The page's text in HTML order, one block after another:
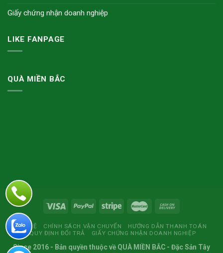
Giấy chứng nhận doanh nghiệp
LIKE FANPAGE
QUÀ MIỀN BẮC
LIÊN HỆ CHÍNH SÁCH VẬN CHUYỂN
HƯỚNG DẪN THANH TOÁN
QUY ĐỊNH ĐỔI TRẢ
GIẤY CHỨNG NHẬN DOANH NGHIỆP
Since 2016 - Bản quyền thuộc về QUÀ MIỀN BẮC - Đặc Sản Tây